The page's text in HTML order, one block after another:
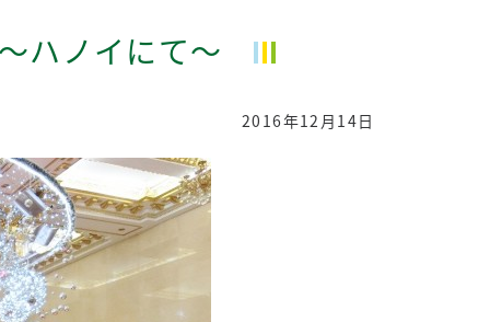
ハノイにて～
2016年12月14日